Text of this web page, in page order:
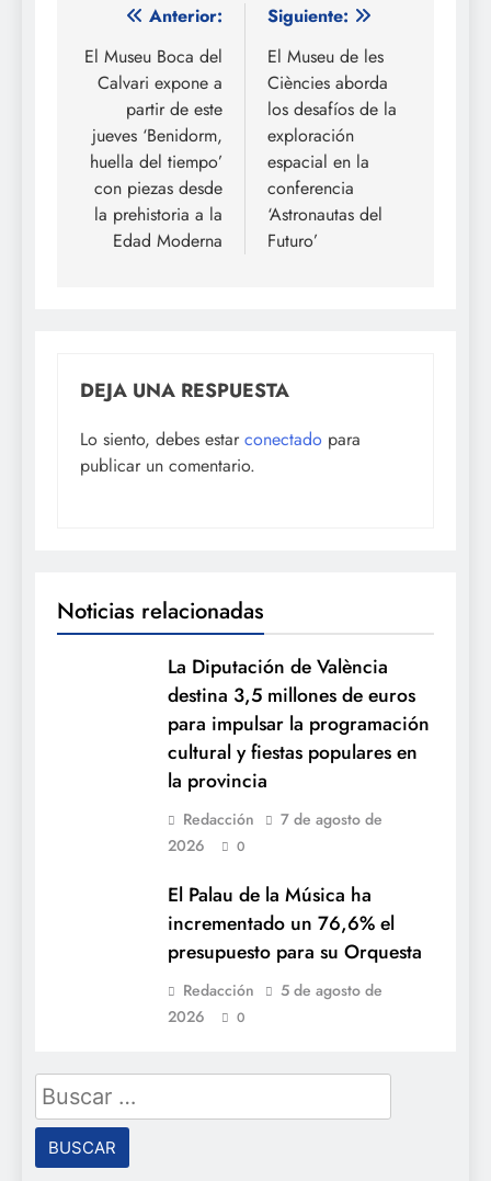
Navegación
de
entradas
Anterior:
El Museu Boca del
Calvari expone a
partir de este
jueves ‘Benidorm,
huella del tiempo’
con piezas desde
la prehistoria a la
Edad Moderna
Siguiente:
El Museu de les
Ciències aborda
los desafíos de la
exploración
espacial en la
conferencia
‘Astronautas del
Futuro’
DEJA UNA RESPUESTA
Lo siento, debes estar conectado para
publicar un comentario.
Noticias relacionadas
La Diputación de València
destina 3,5 millones de euros
para impulsar la programación
cultural y fiestas populares en
la provincia
Redacción
7 de agosto de
2026
0
El Palau de la Música ha
incrementado un 76,6% el
presupuesto para su Orquesta
Redacción
5 de agosto de
2026
0
Buscar: